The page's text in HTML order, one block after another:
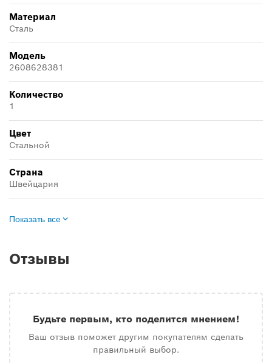
Материал
Сталь
Модель
2608628381
Количество
1
Цвет
Стальной
Страна
Швейцария
Показать все
Отзывы
Будьте первым, кто поделится мнением!
Ваш отзыв поможет другим покупателям сделать
правильный выбор.